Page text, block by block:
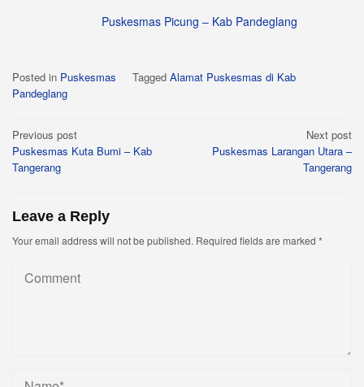
Puskesmas Picung – Kab Pandeglang
Posted in Puskesmas Tagged Alamat Puskesmas di Kab
Pandeglang
Post
navigation
Previous post
Puskesmas Kuta Bumi – Kab
Tangerang
Next post
Puskesmas Larangan Utara –
Tangerang
Leave a Reply
Your email address will not be published. Required fields are marked *